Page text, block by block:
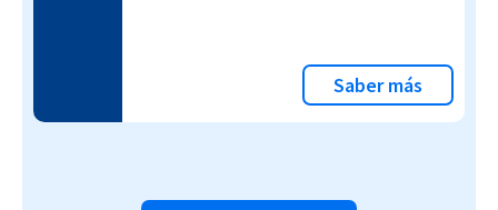
Saber más